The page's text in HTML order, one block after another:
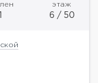
этаж
6 / 50